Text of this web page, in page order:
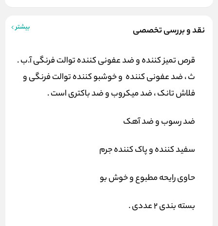
نقد و بررسی تخصصی بیشتر
قرص تمیز کننده و ضد عفونی کننده توالت فرنگی آ.ب .
ث ، ضد عفونی کننده و خوشبو کننده توالت فرنگی و
فلاش تانک ، ضد میکروب و ضد باکتری است .
ضد رسوب و ضد آهک
سفید کننده و پاک کننده جرم
حاوی رایحه مطبوع و خوش بو
بسته بندی 2 عددی .